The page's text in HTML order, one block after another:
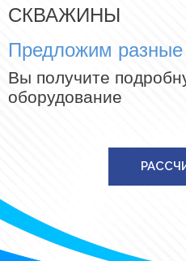
СКВАЖИНЫ
Предложим разные
Вы получите
оборудование